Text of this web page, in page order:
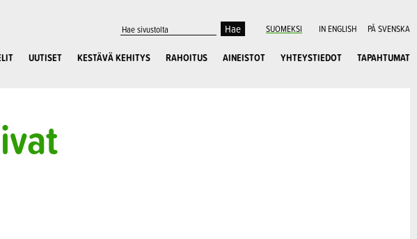
SUOMEKSI IN ENGLISH PÅ SVENSKA
UUTISET KESTÄVÄ KEHITYS RAHOITUS AINEISTOT YHTEYSTIEDOT TAPAHTUMAT